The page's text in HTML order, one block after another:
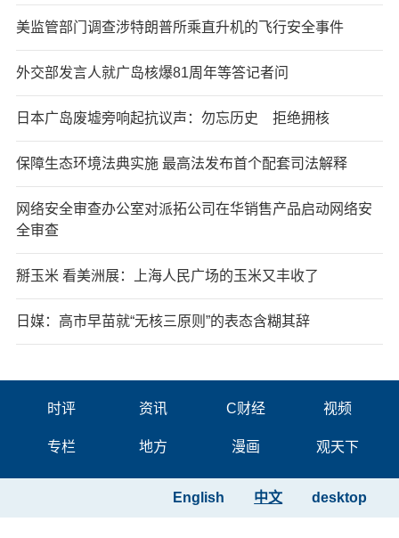
美监管部门调查涉特朗普所乘直升机的飞行安全事件
外交部发言人就广岛核爆81周年等答记者问
日本广岛废墟旁响起抗议声：勿忘历史 拒绝拥核
保障生态环境法典实施 最高法发布首个配套司法解释
网络安全审查办公室对派拓公司在华销售产品启动网络安
全审查
掰玉米 看美洲展：上海人民广场的玉米又丰收了
日媒：高市早苗就“无核三原则”的表态含糊其辞
时评 资讯 C财经 视频
专栏 地方 漫画 观天下
desktop
中文
English